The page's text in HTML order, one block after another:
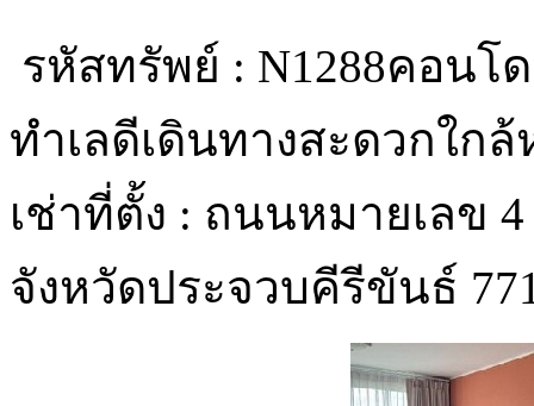
รหัสทรัพย์ : N1288คอนโ
ทำเลดีเดินทางสะดวกใก
เช่าที่ตั้ง : ถนนหมายเลข
จังหวัดประจวบคีรีขันธ์